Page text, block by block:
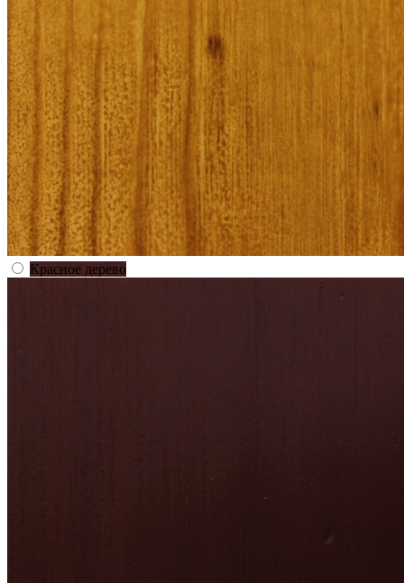
Красное дерево